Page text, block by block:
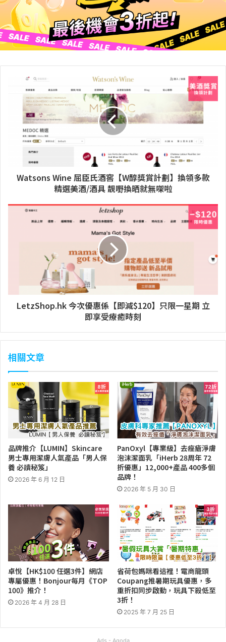
Watsons Wine 屈臣氏酒窖【W醇獎賞計劃】換領多款
精選美酒/酒具 靚嘢換晒就無㗎啦
LetzShop.hk 今次優惠係【即減$120】只限一星期 立
即享受療癒時刻
相關文章
品牌推介【LUMIN】Skincare
男士專用潔膚人氣產品「男人保
養 必讀秘笈」
2026 年 6 月 12 日
PanOxyl【專業級】去痤瘡淨膚
泡沫潔面乳「iHerb 28周年 72
折優惠」12,000+產品 400多個
品牌！
2026 年 5 月 30 日
卓悅【HK$100 任選3件】網店
專屬優惠！Bonjour每月《TOP
100》推介！
2026 年 4 月 28 日
省荷包媽咪看這裡！電商龍頭
Coupang推暑期玩具優惠，多
重折扣同步啟動，玩具下殺低至
3折！
2025 年 7 月 25 日
Ads - Agoda